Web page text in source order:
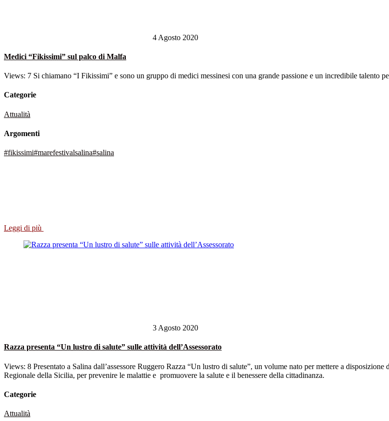
4 Agosto 2020
Medici “Fikissimi” sul palco di Malfa
Views: 7 Si chiamano “I Fikissimi” e sono un gruppo di medici messinesi con una grande passione e un incredibile talento
Categorie
Attualità
Argomenti
#fikissimi#marefestivalsalina#salina
Leggi di più
3 Agosto 2020
Razza presenta “Un lustro di salute” sulle attività dell’Assessorato
Views: 8 Presentato a Salina dall’assessore Ruggero Razza “Un lustro di salute”, un volume nato per mettere a
Regionale della Sicilia, per prevenire le malattie e promuovere la salute e il benessere della cittadinanza.
Categorie
Attualità